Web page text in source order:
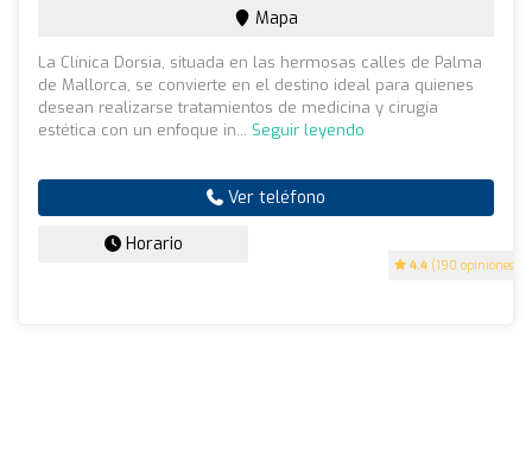
4.4 (190 opiniones)
Mapa
La Clínica Dorsia, situada en las hermosas calles de Palma
de Mallorca, se convierte en el destino ideal para quienes
desean realizarse tratamientos de medicina y cirugía
estética con un enfoque in... Seguir leyendo
Ver teléfono
Horario